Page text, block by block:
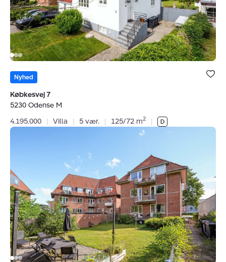
Bolig er
under dine
Nyhed
Købkesvej 7
5230 Odense M
4.195.000
| Villa | 5 vær. | 125/72 m2 |
1.
th.,
5000
Odense
C